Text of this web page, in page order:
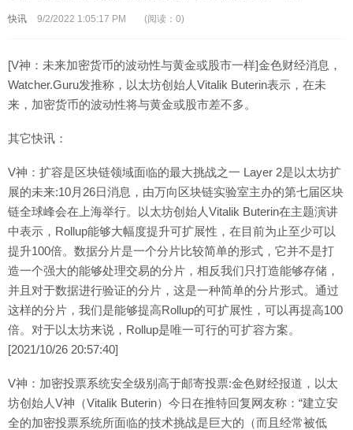
快讯 9/2/2022 1:05:17 PM (阅读：0)
[V神：未来加密货币的波动性与黄金或股市一样]金色财经消息，
Watcher.Guru发推称，以太坊创始人Vitalik Buterin表示，在未
来，加密货币的波动性将与黄金或股市差不多。
其它快讯：
V神：扩容是区块链领域面临的最大挑战之一 Layer 2是以太坊扩
展的未来:10月26日消息，由万向区块链实验室主办的第七届区块
链全球峰会在上海举行。以太坊创始人Vitalik Buterin在主题演讲
中表示，Rollup能够大幅度提升可扩展性，在目前为止至少可以
提升100倍。数据分片是一个分片比较简单的形式，它并不是打
造一个强大的能够处理交易的分片，相反我们只打造能够存储，
并且对于数据进行验证的分片，这是一种简单的分片形式。通过
这样的分片，我们是能够提高Rollup的可扩展性，可以再提高100
倍。对于以太坊来说，Rollup是唯一可行的可扩容方案。
[2021/10/26 20:57:40]
V神：加密投票系统安全级别高于邮寄投票:金色财经报道，以太
坊创始人V神（Vitalik Buterin）今日在推特回复网友称：“建立安
全的加密投票系统所面临的技术挑战是巨大的（而且经常被低